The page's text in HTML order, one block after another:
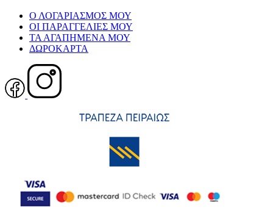
Ο ΛΟΓΑΡΙΑΣΜΟΣ ΜΟΥ
ΟΙ ΠΑΡΑΓΓΕΛΙΕΣ ΜΟΥ
ΤΑ ΑΓΑΠΗΜΕΝΑ ΜΟΥ
ΔΩΡΟΚΑΡΤΑ